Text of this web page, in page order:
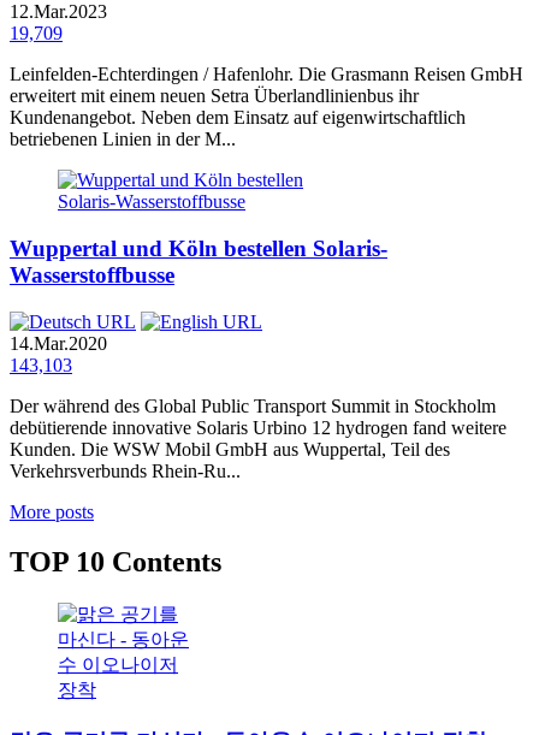
12.Mar.2023
19,709
Leinfelden-Echterdingen / Hafenlohr. Die Grasmann Reisen GmbH
erweitert mit einem neuen Setra Überlandlinienbus ihr
Kundenangebot. Neben dem Einsatz auf eigenwirtschaftlich
betriebenen Linien in der M...
Wuppertal und Köln bestellen Solaris-
Wasserstoffbusse
14.Mar.2020
143,103
Der während des Global Public Transport Summit in Stockholm
debütierende innovative Solaris Urbino 12 hydrogen fand weitere
Kunden. Die WSW Mobil GmbH aus Wuppertal, Teil des
Verkehrsverbunds Rhein-Ru...
More posts
TOP 10 Contents